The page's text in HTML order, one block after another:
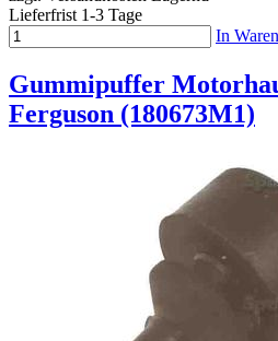
Lieferfrist 1-3 Tage
In
Gummipuffer
Ferguson (180673M1)